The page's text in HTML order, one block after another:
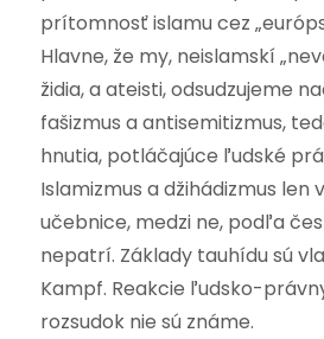
prítomnosť islamu cez
Hlavne, že my, neislamskí
židia, a ateisti, odsudzujeme
fašizmus a antisemitizmus,
hnutia, potláčajúce ľudské
Islamizmus a džihádizmus len
učebnice, medzi ne, podľa
nepatrí. Základy tauhídu sú
Kampf. Reakcie ľudsko-
rozsudok nie sú známe.